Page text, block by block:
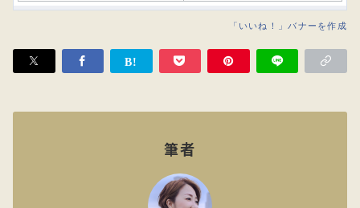
「いいね！」バナーを作成
筆者